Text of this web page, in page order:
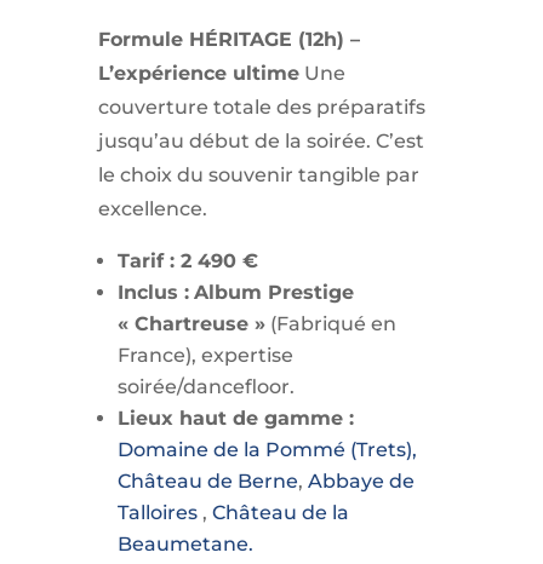
Formule HÉRITAGE (12h) –
L’expérience ultimeUne
couverture totale des préparatifs
jusqu’au début de la soirée. C’est
le choix du souvenir tangible par
excellence.
Tarif : 2 490 €
Inclus : Album Prestige
« Chartreuse »(Fabriqué en
France), expertise
soirée/dancefloor.
Lieux haut de gamme :
Domaine de la Pommé (Trets),
Château de Berne, Abbaye de
Talloires , Château de la
Beaumetane.